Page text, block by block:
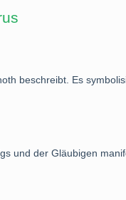
beschreibt. Es
und der Gläubigen